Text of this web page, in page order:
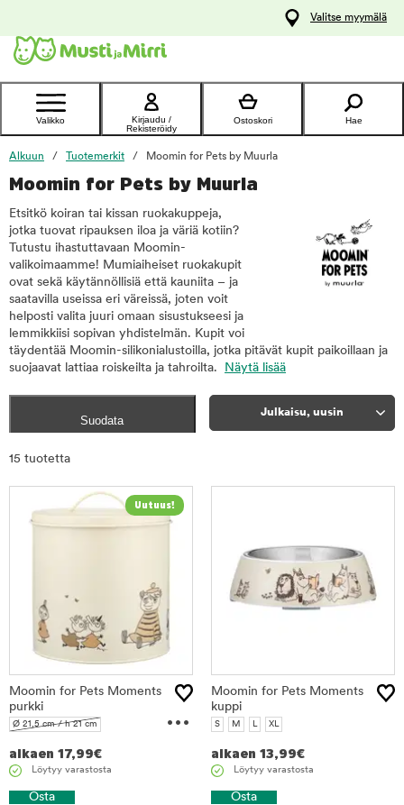
Ota yhteyttä
asiakaspalveluun
Valitse myymälä
Valikko
Kirjaudu /
Rekisteröidy
Ostoskori Hae
Alkuun Tuotemerkit Moomin for Pets by Muurla
Moomin for Pets by Muurla
Etsitkö koiran tai kissan ruokakuppeja,
jotka tuovat ripauksen iloa ja väriä kotiin?
Tutustu ihastuttavaan Moomin-
valikoimaamme! Mumiaiheiset ruokakupit
ovat sekä käytännöllisiä että kauniita – ja
saatavilla useissa eri väreissä, joten voit
helposti valita juuri omaan sisustukseesi ja
lemmikkiisi sopivan yhdistelmän. Kupit voi
täydentää Moomin-silikonialustoilla, jotka pitävät kupit paikoillaan ja
suojaavat lattiaa roiskeilta ja tahroilta. Näytä lisää
Suodata
Julkaisu, uusin
15 tuotetta
Moomin for Pets Moments
purkki
Ø 21,5 cm / h 21 cm
...
alkaen 17,99€
Löytyy varastosta
Osta
Moomin for Pets Moments
kuppi
S M L XL
alkaen 13,99€
Löytyy varastosta
Osta